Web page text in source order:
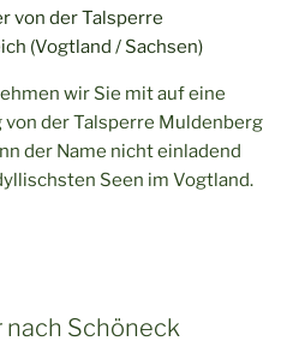
wir Sie mit auf eine
der Talsperre Muldenberg
der Name nicht einladend
Seen im Vogtland.
Schöneck